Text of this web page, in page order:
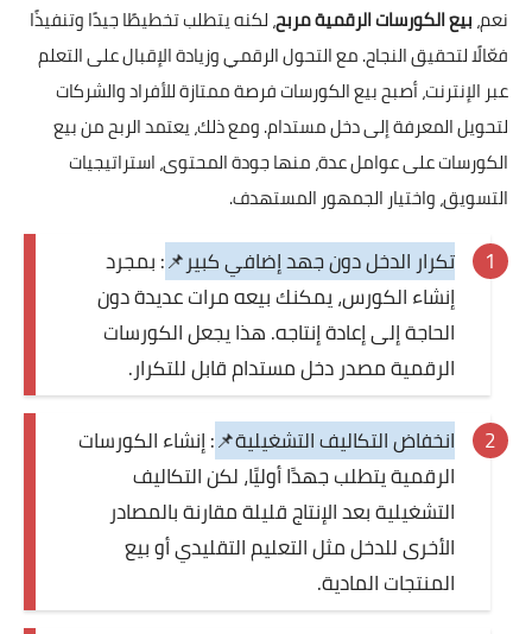
نعم،بيع الكورسات الرقمية مربح، لكنه يتطلب تخطيطًا جيدًا وتنفيذًا
فعّالًا لتحقيق النجاح. مع التحول الرقمي وزيادة الإقبال على التعلم
عبر الإنترنت، أصبح بيع الكورسات فرصة ممتازة للأفراد والشركات
لتحويل المعرفة إلى دخل مستدام. ومع ذلك، يعتمد الربح من بيع
الكورسات على عوامل عدة، منها جودة المحتوى، استراتيجيات
التسويق، واختيار الجمهور المستهدف.
تكرار الدخل دون جهد إضافي كبير📌: بمجرد
إنشاء الكورس، يمكنك بيعه مرات عديدة دون
الحاجة إلى إعادة إنتاجه. هذا يجعل الكورسات
الرقمية مصدر دخل مستدام قابل للتكرار.
انخفاض التكاليف التشغيلية📌: إنشاء الكورسات
الرقمية يتطلب جهدًا أوليًا، لكن التكاليف
التشغيلية بعد الإنتاج قليلة مقارنة بالمصادر
الأخرى للدخل مثل التعليم التقليدي أو بيع
المنتجات المادية.